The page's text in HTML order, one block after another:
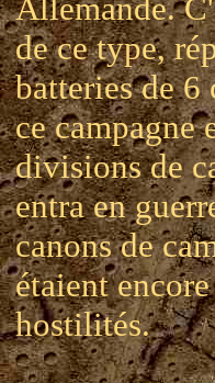
Allemande.
de ce type,
batteries de
ce campagne
divisions de
entra en
canons de
étaient
hostilités.